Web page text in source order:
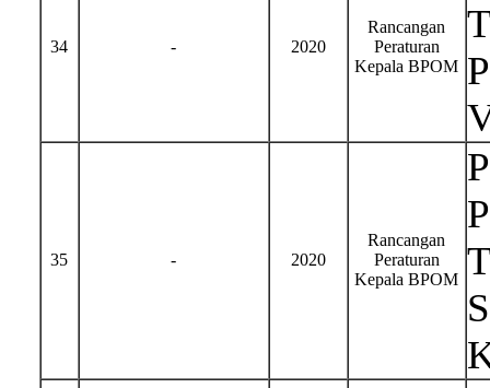
34 - 2020
Rancangan
Peraturan
Kepala BPOM
35 - 2020
Rancangan
Peraturan
Kepala BPOM